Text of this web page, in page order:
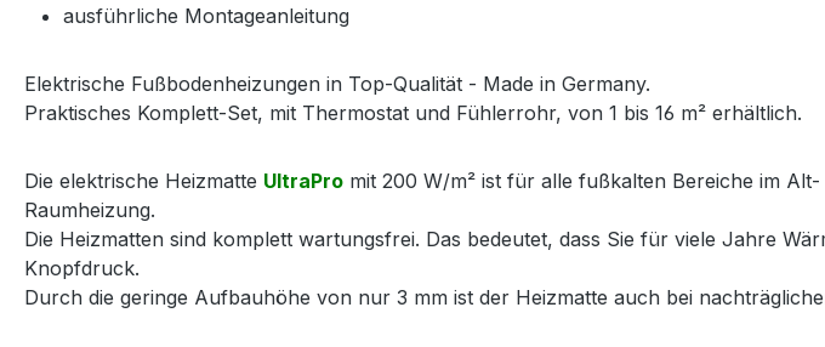
ausführliche Montageanleitung
Elektrische Fußbodenheizungen in Top-Qualität - Made in Germany.
Praktisches Komplett-Set, mit Thermostat und Fühlerrohr, von 1 bis 16 m² erhältlich.
Die elektrische Heizmatte UltraPro mit 200 W/m² ist für alle fußkalten Bereiche im
Raumheizung.
Die Heizmatten sind komplett wartungsfrei. Das bedeutet, dass Sie für viele Jahre
Knopfdruck.
Durch die geringe Aufbauhöhe von nur 3 mm ist der Heizmatte auch bei